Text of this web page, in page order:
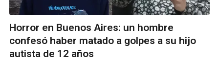
Horror en Buenos Aires: un hombre
confesó haber matado a golpes a su hijo
autista de 12 años